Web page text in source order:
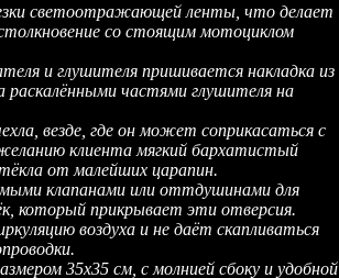
светоотражающей ленты, что делает
со стоящим мотоциклом
и глушителя пришивается накладка из
раскалёнными частями глушителя на
везде, где он может соприкасаться с
клиента мягкий бархатистый
от малейших царапин.
клапанами или оттдушинами для
который прикрывает эти отверсия.
воздуха и не даёт скапливаться
35х35 см, с молнией сбоку и удобной